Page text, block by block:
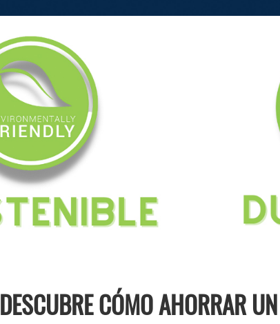
DESCUBRE CÓMO AHORRAR